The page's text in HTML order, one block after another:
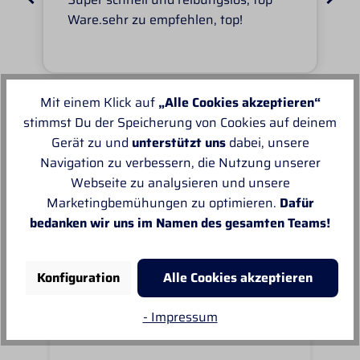
Ware.sehr zu empfehlen, top!
Unsere Empfehlungen
Mit einem Klick auf „Alle Cookies akzeptieren“
stimmst Du der Speicherung von Cookies auf deinem
Gerät zu und unterstützt unsdabei, unsere
Navigation zu verbessern, die Nutzung unserer
Webseite zu analysieren und unsere
Marketingbemühungen zu optimieren. Dafür
bedanken wir uns im Namen des gesamten Teams!
Konfiguration
Alle Cookies akzeptieren
- Impressum